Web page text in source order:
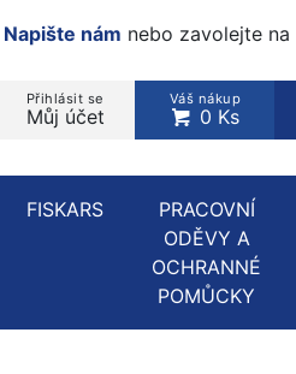
Napište nám nebo zavolejte na
Přihlásit se
Můj účet
Váš nákup
0 Ks
produkt, kategorie...
FISKARS
PRACOVNÍ
ODĚVY A
OCHRANNÉ
POMŮCKY